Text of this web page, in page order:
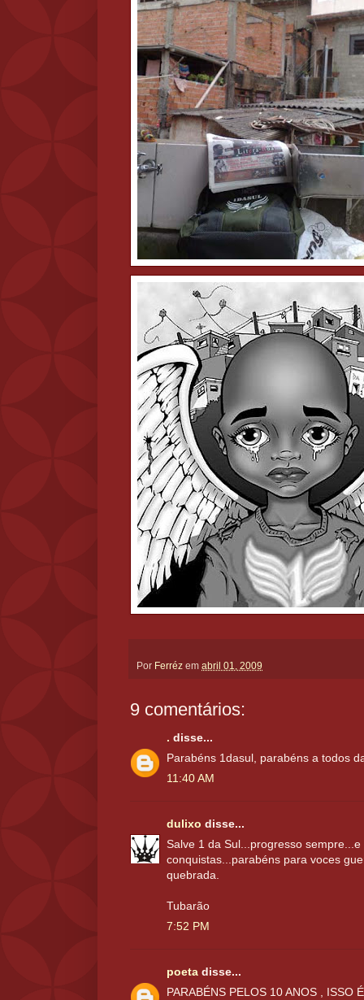
Por Ferréz em abril 01, 2009
9 comentários:
. disse...
Parabéns 1dasul, parabéns a todos
11:40 AM
dulixo disse...
Salve 1 da Sul...progresso
conquistas...parabéns para voces
quebrada.
Tubarão
7:52 PM
poeta disse...
PARABÉNS PELOS 10 ANOS , ISSO